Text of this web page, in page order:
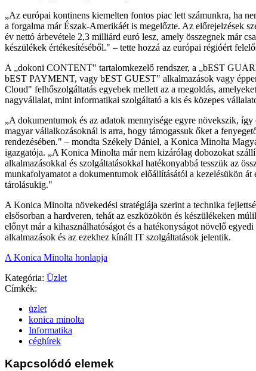
„Az európai kontinens kiemelten fontos piac lett számunkra, ha
a forgalma már Észak-Amerikáét is megelőzte. Az előrejelzések
év nettó árbevétele 2,3 milliárd euró lesz, amely összegnek már
készülékek értékesítéséből." – tette hozzá az európai régióért
A „dokoni CONTENT" tartalomkezelő rendszer, a „bEST
bEST PAYMENT, vagy bEST GUEST" alkalmazások vagy
Cloud" felhőszolgáltatás egyebek mellett az a megoldás,
nagyvállalat, mint informatikai szolgáltató a kis és közepes
„A dokumentumok és az adatok mennyisége egyre növekszik, így
magyar vállalkozásoknál is arra, hogy támogassuk őket a
rendezésében." – mondta Székely Dániel, a Konica Minolta
igazgatója. „A Konica Minolta már nem kizárólag dobozokat
alkalmazásokkal és szolgáltatásokkal hatékonyabbá tesszük az
munkafolyamatot a dokumentumok előállításától a kezelésükön át
tárolásukig."
A Konica Minolta növekedési stratégiája szerint a technika
elsősorban a hardveren, tehát az eszközökön és készülékeken
előnyt már a kihasználhatóságot és a hatékonyságot növelő
alkalmazások és az ezekhez kínált IT szolgáltatások jelentik.
A Konica Minolta honlapja
Kategória: Üzlet
Címkék:
üzlet
konica minolta
Informatika
céghírek
Kapcsolódó elemek